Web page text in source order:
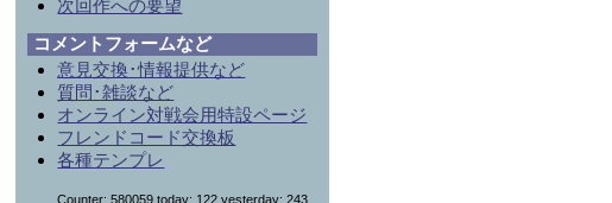
次回作への要望
コメントフォームなど
意見交換･情報提供など
質問･雑談など
オンライン対戦会用特設ページ
フレンドコード交換板
各種テンプレ
Counter: 580059,today: 122,yesterday: 243